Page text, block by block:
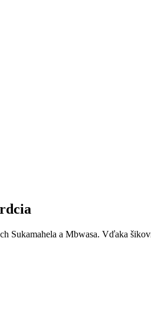
Sukamahela a Mbwasa. Vďaka